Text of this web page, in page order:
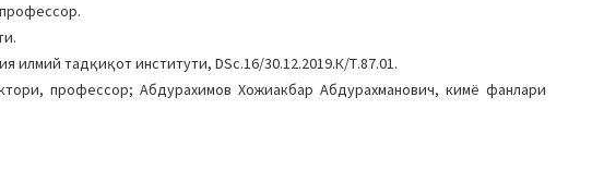
илмий тадқиқот институти, DSc.16/30.12.2019.К/Т.87.01.
профессор; Абдурахимов Хожиакбар Абдурахманович, кимё фанлари